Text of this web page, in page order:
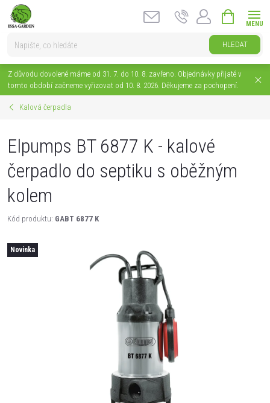
Přejít
HLEDAT
KOŠÍK
Z důvodu dovolené máme od 31. 7. do 10. 8. zavřeno. Objednávky přijaté v
tomto období začneme vyřizovat od 10. 8. 2026. Děkujeme za pochopení.
Kalová čerpadla
Elpumps BT 6877 K - kalové
čerpadlo do septiku s oběžným
kolem
Kód produktu: GABT 6877 K
Novinka